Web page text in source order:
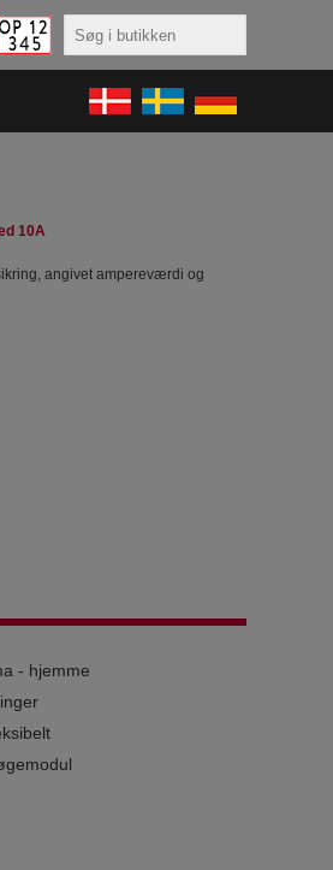
10A
angivet ampereværdi og
- hjemme